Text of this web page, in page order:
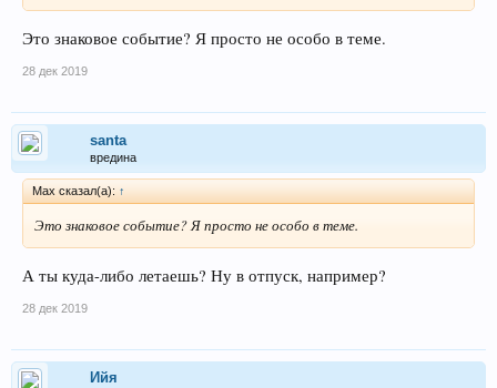
Это знаковое событие? Я просто не особо в теме.
28 дек 2019
santa
вредина
Max сказал(а): ↑
Это знаковое событие? Я просто не особо в теме.
А ты куда-либо летаешь? Ну в отпуск, например?
28 дек 2019
Ийя